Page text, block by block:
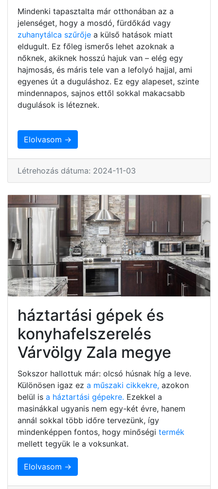
Mindenki tapasztalta már otthonában az a
jelenséget, hogy a mosdó, fürdőkád vagy
zuhanytálca szűrője a külső hatások miatt
eldugult. Ez főleg ismerős lehet azoknak a
nőknek, akiknek hosszú hajuk van – elég egy
hajmosás, és máris tele van a lefolyó hajjal, ami
egyenes út a duguláshoz. Ez egy alapeset, szinte
mindennapos, sajnos ettől sokkal makacsabb
dugulások is léteznek.
Elolvasom →
Létrehozás dátuma: 2024-11-03
háztartási gépek és
konyhafelszerelés
Várvölgy Zala megye
Sokszor hallottuk már: olcsó húsnak híg a leve.
Különösen igaz ez a műszaki cikkekre, azokon
belül is a háztartási gépekre. Ezekkel a
masinákkal ugyanis nem egy-két évre, hanem
annál sokkal több időre tervezünk, így
mindenképpen fontos, hogy minőségi termék
mellett tegyük le a voksunkat.
Elolvasom →